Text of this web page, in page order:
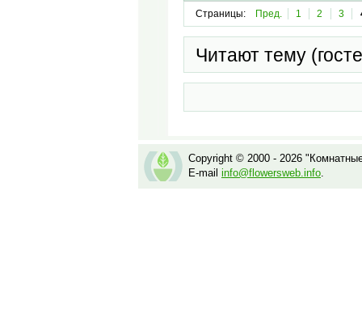
Страницы: Пред. 1 2 3
Читают тему
Copyright © 2000 - 2026
E-mail info@flowersweb.info.